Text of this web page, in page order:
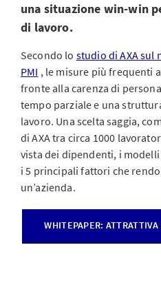
una situazione win-win
di lavoro.
Secondo lo studio di AXA sul
PMI , le misure più frequenti
fronte alla carenza di
tempo parziale e una
lavoro. Una scelta saggia,
di AXA tra circa 1000
vista dei dipendenti, i
i 5 principali fattori che
un’azienda.
WHITEPAPER: